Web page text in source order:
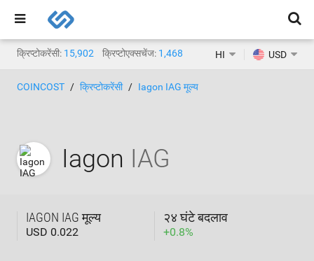
क्रिप्टोकरेंसी: 15,902 क्रिप्टोएक्सचेंज: 1,468 HI USD
COINCOST क्रिप्टोकरेंसी Iagon IAG मूल्य
Iagon IAG
IAGON IAG मूल्य
USD 0.022
२४ घंटे बदलाव
+0.8%